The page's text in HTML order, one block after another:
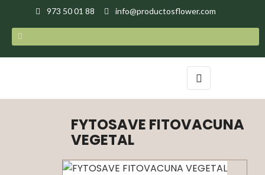
973 50 01 88 info@productosflower.com
Navegación
de
palanca
☰
FYTOSAVE FITOVACUNA
VEGETAL